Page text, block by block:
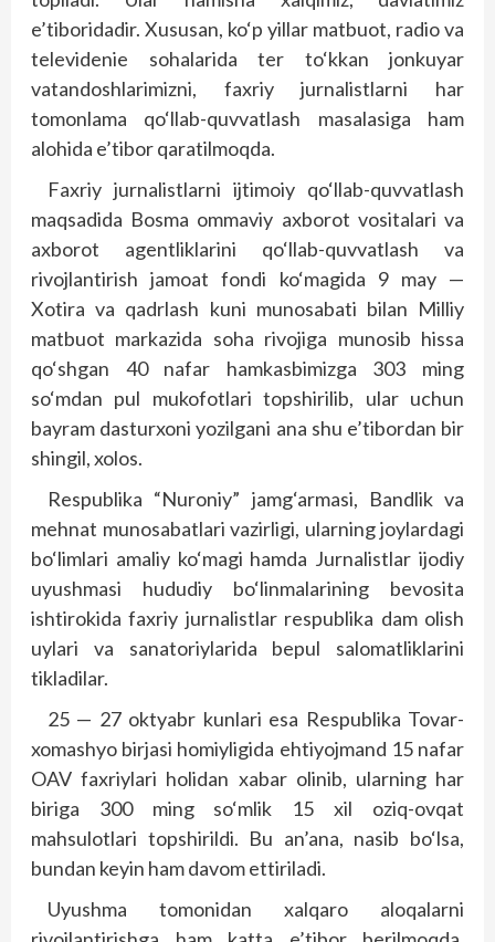
e’tiboridadir. Xususan, ko‘p yillar matbuot, radio va
televidenie sohalarida ter to‘kkan jonkuyar
vatandoshlarimizni, faxriy jurnalistlarni har
tomonlama qo‘llab-quvvatlash masalasiga ham
alohida e’tibor qaratilmoqda.
Faxriy jurnalistlarni ijtimoiy qo‘llab-quvvatlash
maqsadida Bosma ommaviy axborot vositalari va
axborot agentliklarini qo‘llab-quvvatlash va
rivojlantirish jamoat fondi ko‘magida 9 may —
Xotira va qadrlash kuni munosabati bilan Milliy
matbuot markazida soha rivojiga munosib hissa
qo‘shgan 40 nafar hamkasbimizga 303 ming
so‘mdan pul mukofotlari topshirilib, ular uchun
bayram dasturxoni yozilgani ana shu e’tibordan bir
shingil, xolos.
Respublika “Nuroniy” jamg‘armasi, Bandlik va
mehnat munosabatlari vazirligi, ularning joylardagi
bo‘limlari amaliy ko‘magi hamda Jurnalistlar ijodiy
uyushmasi hududiy bo‘linmalarining bevosita
ishtirokida faxriy jurnalistlar respublika dam olish
uylari va sanatoriylarida bepul salomatliklarini
tikladilar.
25 — 27 oktyabr kunlari esa Respublika Tovar-
xomashyo birjasi homiyligida ehtiyojmand 15 nafar
OAV faxriylari holidan xabar olinib, ularning har
biriga 300 ming so‘mlik 15 xil oziq-ovqat
mahsulotlari topshirildi. Bu an’ana, nasib bo‘lsa,
bundan keyin ham davom ettiriladi.
Uyushma tomonidan xalqaro aloqalarni